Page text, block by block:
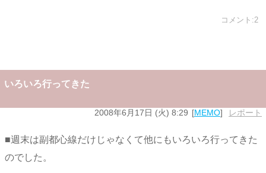
コメント:2
いろいろ行ってきた
2008年6月17日 (火) 8:29 MEMO レポート
■週末は副都心線だけじゃなくて他にもいろいろ行ってきた
のでした。